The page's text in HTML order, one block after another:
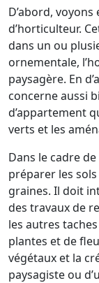
D’abord,
d’horticulteur.
dans un ou
ornementale,
paysagère. En
concerne aussi
d’appartement
verts et les
Dans le cadre
préparer les
graines. Il doit
des travaux de
les autres
plantes et de
végétaux et la
paysagiste ou